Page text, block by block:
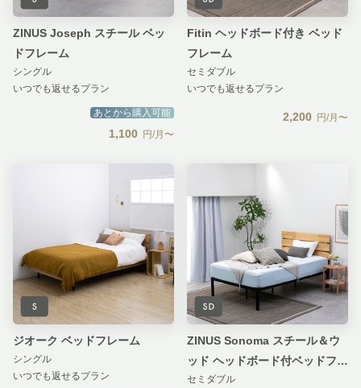
ZINUS Joseph スチール ベッ
ドフレーム
シングル
いつでも返せるプラン
あとから購入可能
1,100 円/月〜
Fitin ヘッドボード付き ベッド
フレーム
セミダブル
いつでも返せるプラン
2,200 円/月〜
ジオーク ベッドフレーム
シングル
いつでも返せるプラン
ZINUS Sonoma スチール＆ウ
ッド ヘッドボード付ベッドフレ
ーム
セミダブル